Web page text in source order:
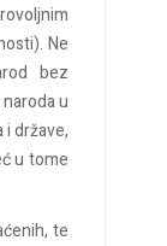
rovoljnim
). Ne
bez
narodau
i države,
u tome
,te